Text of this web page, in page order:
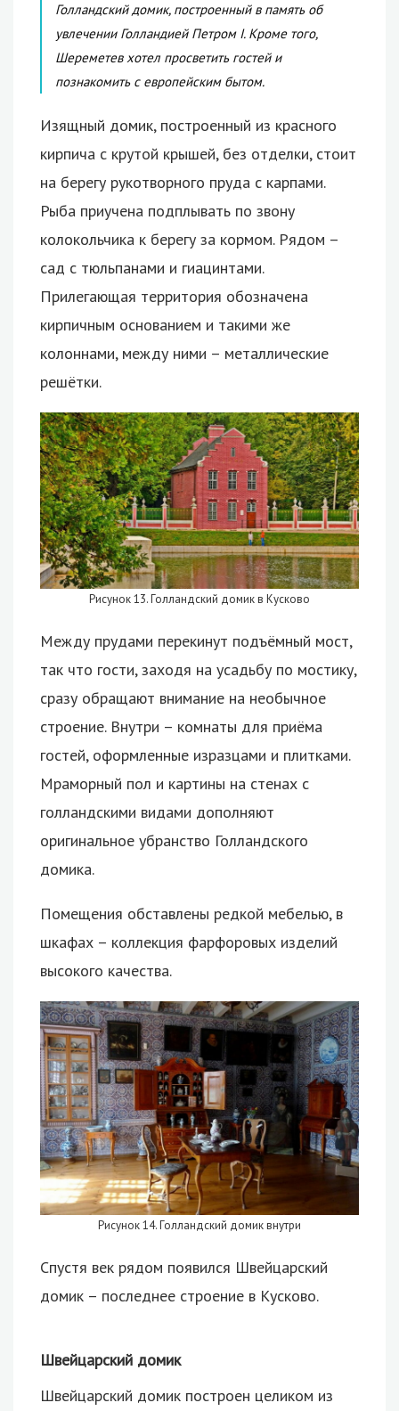
Голландский домик, построенный в память об
увлечении Голландией Петром I. Кроме того,
Шереметев хотел просветить гостей и
познакомить с европейским бытом.
Изящный домик, построенный из красного
кирпича с крутой крышей, без отделки, стоит
на берегу рукотворного пруда с карпами.
Рыба приучена подплывать по звону
колокольчика к берегу за кормом. Рядом –
сад с тюльпанами и гиацинтами.
Прилегающая территория обозначена
кирпичным основанием и такими же
колоннами, между ними – металлические
решётки.
Рисунок 13. Голландский домик в Кусково
Между прудами перекинут подъёмный мост,
так что гости, заходя на усадьбу по мостику,
сразу обращают внимание на необычное
строение. Внутри – комнаты для приёма
гостей, оформленные изразцами и плитками.
Мраморный пол и картины на стенах с
голландскими видами дополняют
оригинальное убранство Голландского
домика.
Помещения обставлены редкой мебелью, в
шкафах – коллекция фарфоровых изделий
высокого качества.
Рисунок 14. Голландский домик внутри
Спустя век рядом появился Швейцарский
домик – последнее строение в Кусково.
Швейцарский домик
Швейцарский домик построен целиком из